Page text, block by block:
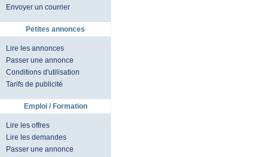
Envoyer un courrier
Petites annonces
Lire les annonces
Passer une annonce
Conditions d'utilisation
Tarifs de publicité
Emploi / Formation
Lire les offres
Lire les demandes
Passer une annonce